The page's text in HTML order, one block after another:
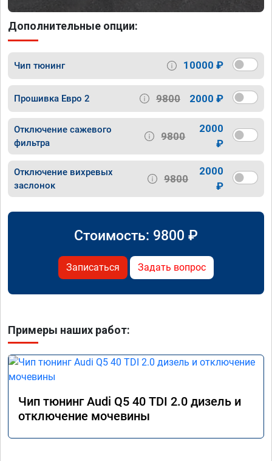
Дополнительные опции:
Чип тюнинг 10000 ₽
Прошивка Евро 2 9800 2000 ₽
Отключение сажевого
фильтра
9800
2000
₽
Отключение вихревых
заслонок
9800
2000
₽
Стоимость: 9800 ₽
Записаться Задать вопрос
Примеры наших работ:
Чип тюнинг Audi Q5 40 TDI 2.0 дизель и
отключение мочевины